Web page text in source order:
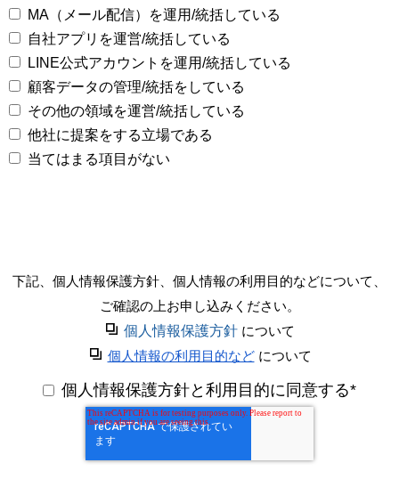
MA（メール配信）を運用/統括している
自社アプリを運営/統括している
LINE公式アカウントを運用/統括している
顧客データの管理/統括をしている
その他の領域を運営/統括している
他社に提案をする立場である
当てはまる項目がない
下記、個人情報保護方針、個人情報の利用目的などについて、
ご確認の上お申し込みください。
個人情報保護方針 について
個人情報の利用目的などについて
個人情報保護方針と利用目的に同意する*